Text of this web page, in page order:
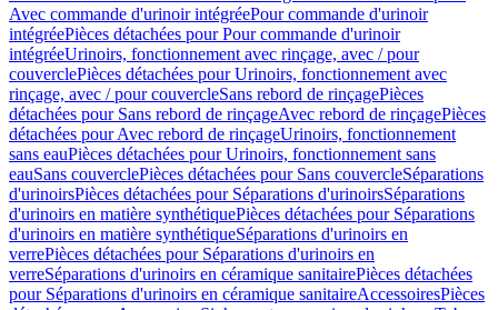
Avec commande d'urinoir intégréePour commande d'urinoir
intégréePièces détachées pour Pour commande d'urinoir
intégréeUrinoirs, fonctionnement avec rinçage, avec / pour
couverclePièces détachées pour Urinoirs, fonctionnement avec
rinçage, avec / pour couvercleSans rebord de rinçagePièces
détachées pour Sans rebord de rinçageAvec rebord de rinçagePièces
détachées pour Avec rebord de rinçageUrinoirs, fonctionnement
sans eauPièces détachées pour Urinoirs, fonctionnement sans
eauSans couverclePièces détachées pour Sans couvercleSéparations
d'urinoirsPièces détachées pour Séparations d'urinoirsSéparations
d'urinoirs en matière synthétiquePièces détachées pour Séparations
d'urinoirs en matière synthétiqueSéparations d'urinoirs en
verrePièces détachées pour Séparations d'urinoirs en
verreSéparations d'urinoirs en céramique sanitairePièces détachées
pour Séparations d'urinoirs en céramique sanitaireAccessoiresPièces